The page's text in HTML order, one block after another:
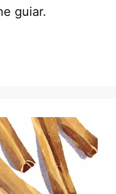
guiar.